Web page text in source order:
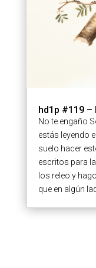
hd1p #119 –
No te engaño
estás leyendo
suelo hacer
escritos para
los releo y
que en algún